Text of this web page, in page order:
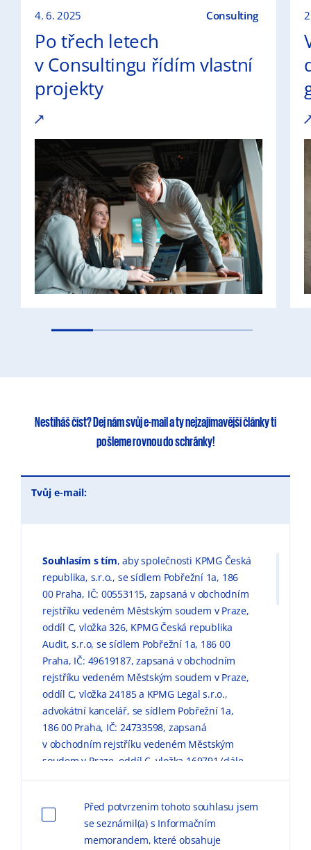
4. 6. 2025 Consulting
Po třech letech
v Consultingu řídím vlastní
projekty
Nestíháš číst?Dej nám svůj e-maila tynejzajímavější článkyti
pošleme rovnou do schránky!
Tvůj e-mail:
Souhlasím s tím, aby společnosti KPMG Česká
republika, s.r.o., se sídlem Pobřežní 1a, 186
00 Praha, IČ: 00553115, zapsaná v obchodním
rejstříku vedeném Městským soudem v Praze,
oddíl C, vložka 326, KPMG Česká republika
Audit, s.r.o, se sídlem Pobřežní 1a, 186 00
Praha, IČ: 49619187, zapsaná v obchodním
rejstříku vedeném Městským soudem v Praze,
oddíl C, vložka 24185 a KPMG Legal s.r.o.,
advokátní kancelář, se sídlem Pobřežní 1a,
186 00 Praha, IČ: 24733598, zapsaná
v obchodním rejstříku vedeném Městským
soudem v Praze, oddíl C, vložka 169791 (dále
způsobem, v rozsahu a za podmínek
uvedených níže a vInformačním memorandu
o zpracování osobních údajů (dále jen
Před potvrzením tohoto souhlasu jsem
se seznámil(a) s Informačním
memorandem, které obsahuje